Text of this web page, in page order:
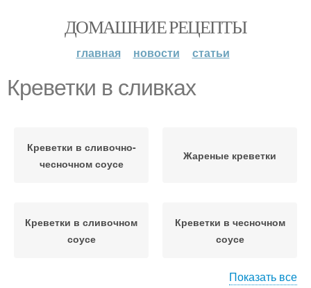
ДОМАШНИЕ РЕЦЕПТЫ
главная новости статьи
Креветки в сливках
Креветки в сливочно-
чесночном соусе
Жареные креветки
Креветки в сливочном
соусе
Креветки в чесночном
соусе
Показать все